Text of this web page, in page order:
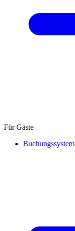
Für Gäste
Buchungssystem